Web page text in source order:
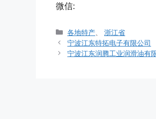
微信:
分
类
各地特产 、浙江省
宁波江东特拓电子有限公司
宁波江东润腾工业润滑油有